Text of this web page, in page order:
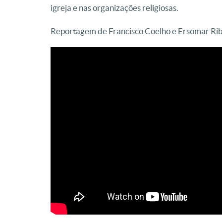
igreja e nas organizações religiosas.
Reportagem de Francisco Coelho e Ersomar